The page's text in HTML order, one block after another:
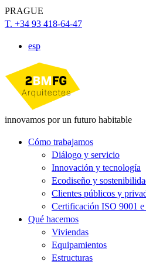
PRAGUE
T. +34 93 418-64-47
esp
innovamos por un futuro habitable
Cómo trabajamos
Diálogo y servicio
Innovación y tecnología
Ecodiseño y
Clientes públicos y
Certificación ISO 9001
Qué hacemos
Viviendas
Equipamientos
Estructuras